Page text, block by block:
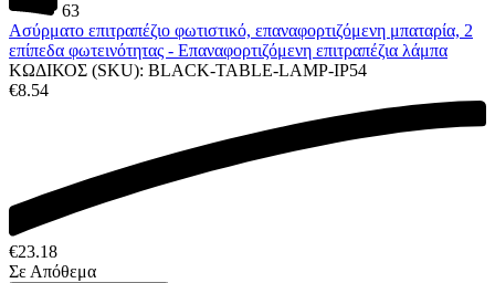
63
Ασύρματο επιτραπέζιο φωτιστικό, επαναφορτιζόμενη μπαταρία, 2
επίπεδα φωτεινότητας - Επαναφορτιζόμενη επιτραπέζια λάμπα
ΚΩΔΙΚΟΣ (SKU): BLACK-TABLE-LAMP-IP54
€8.54
€23.18
Σε Απόθεμα